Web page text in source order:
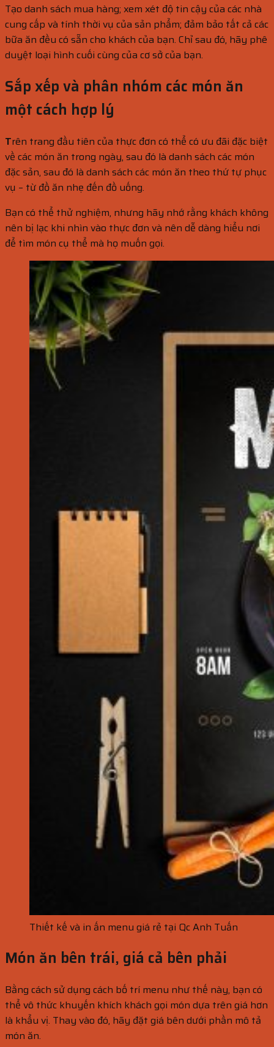
Tạo danh sách mua hàng; xem xét độ tin cậy của các nhà
cung cấp và tính thời vụ của sản phẩm; đảm bảo tất cả các
bữa ăn đều có sẵn cho khách của bạn. Chỉ sau đó, hãy phê
duyệt loại hình cuối cùng của cơ sở của bạn.
Sắp xếp và phân nhóm các món ăn
một cách hợp lý
Trên trang đầu tiên của thực đơn có thể có ưu đãi đặc biệt
về các món ăn trong ngày, sau đó là danh sách các món
đặc sản, sau đó là danh sách các món ăn theo thứ tự phục
vụ – từ đồ ăn nhẹ đến đồ uống.
Bạn có thể thử nghiệm, nhưng hãy nhớ rằng khách không
nên bị lạc khi nhìn vào thực đơn và nên dễ dàng hiểu nơi
để tìm món cụ thể mà họ muốn gọi.
Thiết kế và in ấn menu giá rẻ tại Qc Anh Tuấn
Món ăn bên trái, giá cả bên phải
Bằng cách sử dụng cách bố trí menu như thế này, bạn có
thể vô thức khuyến khích khách gọi món dựa trên giá hơn
là khẩu vị. Thay vào đó, hãy đặt giá bên dưới phần mô tả
món ăn.